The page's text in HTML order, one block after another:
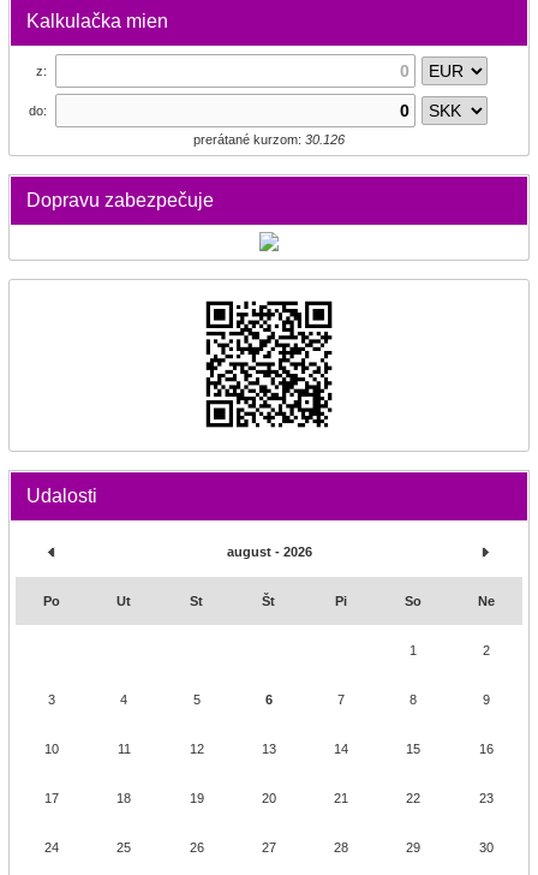
Kalkulačka mien
z:
do:
prerátané kurzom: 30.126
Dopravu zabezpečuje
Udalosti
august - 2026
Po Ut St Št Pi So Ne
1 2
3 4 5 6 7 8 9
10 11 12 13 14 15 16
17 18 19 20 21 22 23
24 25 26 27 28 29 30